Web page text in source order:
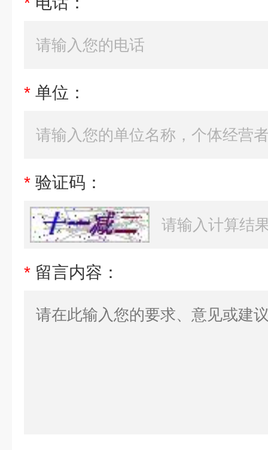
* 单位：
* 验证码：
* 留言内容：